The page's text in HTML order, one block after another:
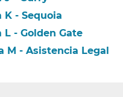
- Sequoia​​
- Golden Gate​​
M - Asistencia Legal​​